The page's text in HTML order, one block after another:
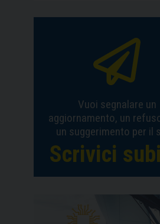
Vuoi segnalare un
aggiornamento, un
un suggerimento per il
Scrivici